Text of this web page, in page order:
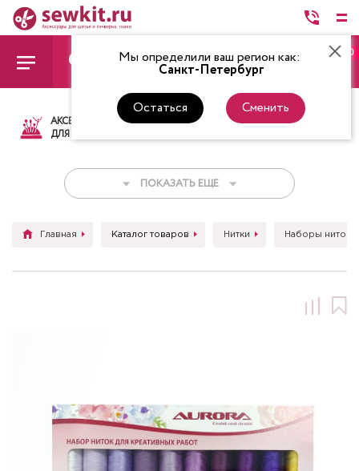
Мы определили ваш регион как:
Санкт-Петербург
Остаться Сменить
0
АКСЕССУАРЫ
ДЛЯ ШИТЬЯ
ТКАНИ НИТКИ
ПОКАЗАТЬ ЕЩЕ
Главная Каталог товаров Нитки Наборы ниток